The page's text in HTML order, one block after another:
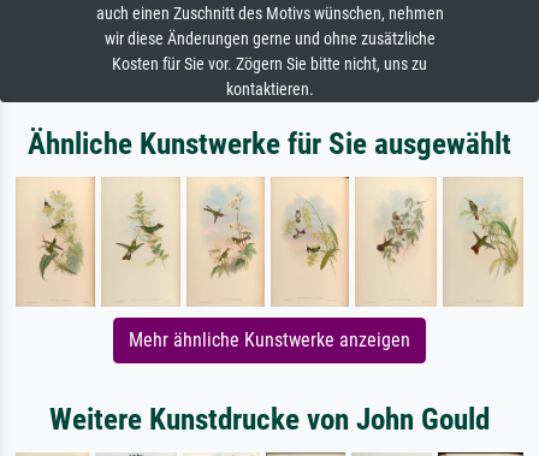
auch einen Zuschnitt des Motivs wünschen, nehmen
wir diese Änderungen gerne und ohne zusätzliche
Kosten für Sie vor. Zögern Sie bitte nicht, uns zu
kontaktieren.
Ähnliche Kunstwerke für Sie ausgewählt
Mehr ähnliche Kunstwerke anzeigen
Weitere Kunstdrucke von John Gould